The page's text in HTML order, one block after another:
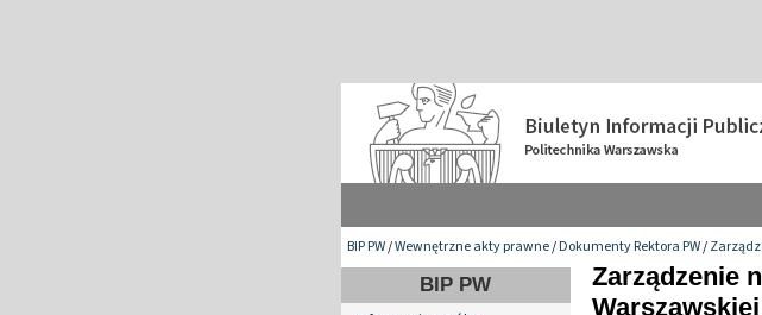
BIP PW/Wewnętrzne akty prawne/Dokumenty Rektora PW/
BIP PW
Zarządzenie